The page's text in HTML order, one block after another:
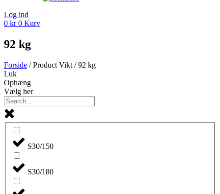
Log ind
0 kr 0 Kurv
92 kg
Forside / Product Vikt / 92 kg
Luk
Ophæng
Vælg her
S30/150
S30/180